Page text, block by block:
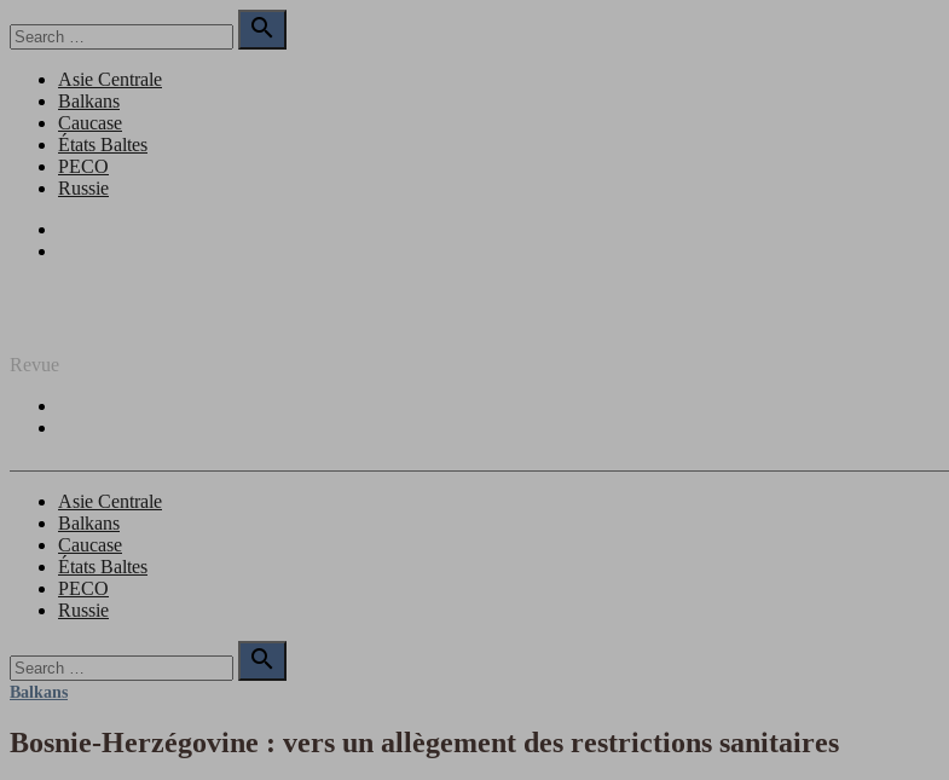
to
for:

Search
Asie Centrale
Balkans
Caucase
États Baltes
PECO
Russie
Revue
Asie Centrale
Balkans
Caucase
États Baltes
PECO
Russie
for:

Search
Balkans
Bosnie-Herzégovine : vers un allègement des restrictions sanitaires